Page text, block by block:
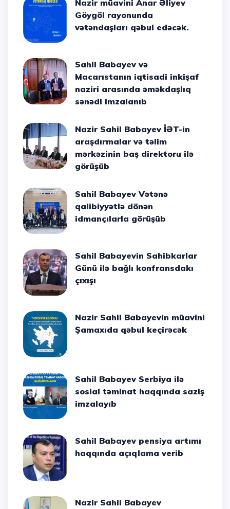
Nazir müavini Anar Əliyev
Göygöl rayonunda
vətəndaşları qəbul edəcək.
Sahil Babayev və
Macarıstanın iqtisadi inkişaf
naziri arasında əməkdaşlıq
sənədi imzalanıb
Nazir Sahil Babayev İƏT-in
araşdırmalar və təlim
mərkəzinin baş direktoru ilə
görüşüb
Sahil Babayev Vətənə
qalibiyyətlə dönən
idmançılarla görüşüb
Sahil Babayevin Sahibkarlar
Günü ilə bağlı konfransdakı
çıxışı
Nazir Sahil Babayevin müavini
Şamaxıda qəbul keçirəcək
Sahil Babayev Serbiya ilə
sosial təminat haqqında saziş
imzalayıb
Sahil Babayev pensiya artımı
haqqında açıqlama verib
Nazir Sahil Babayev